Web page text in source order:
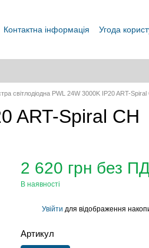
Контактна інформація Угода
світлодіодна PWL 24W 3000K IP20 ART-Spiral
ART-Spiral CH
2 620 грн без
В наявності
Увійти для відображення
Артикул